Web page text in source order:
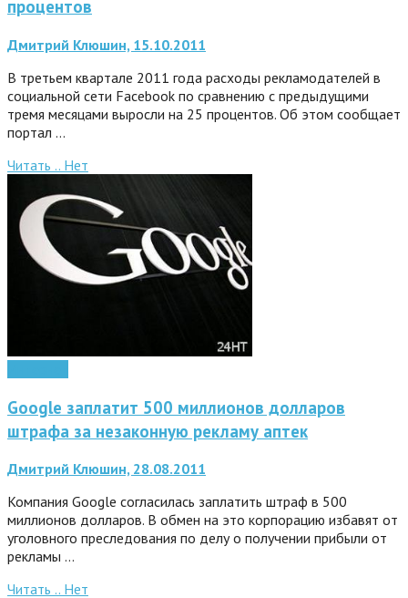
процентов
Дмитрий Клюшин, 15.10.2011
В третьем квартале 2011 года расходы рекламодателей в
социальной сети Facebook по сравнению с предыдущими
тремя месяцами выросли на 25 процентов. Об этом сообщает
портал …
Читать .. Нет
Google заплатит 500 миллионов долларов
штрафа за незаконную рекламу аптек
Дмитрий Клюшин, 28.08.2011
Компания Google согласилась заплатить штраф в 500
миллионов долларов. В обмен на это корпорацию избавят от
уголовного преследования по делу о получении прибыли от
рекламы …
Читать .. Нет